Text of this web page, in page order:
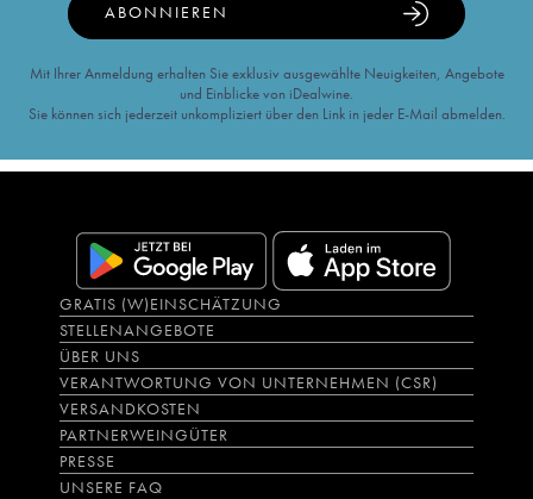
ABONNIEREN
Mit Ihrer Anmeldung erhalten Sie exklusiv ausgewählte Neuigkeiten, Angebote
und Einblicke von iDealwine.
Sie können sich jederzeit unkompliziert über den Link in jeder E-Mail abmelden.
GRATIS (W)EINSCHÄTZUNG
STELLENANGEBOTE
ÜBER UNS
VERANTWORTUNG VON UNTERNEHMEN (CSR)
VERSANDKOSTEN
PARTNERWEINGÜTER
PRESSE
UNSERE FAQ